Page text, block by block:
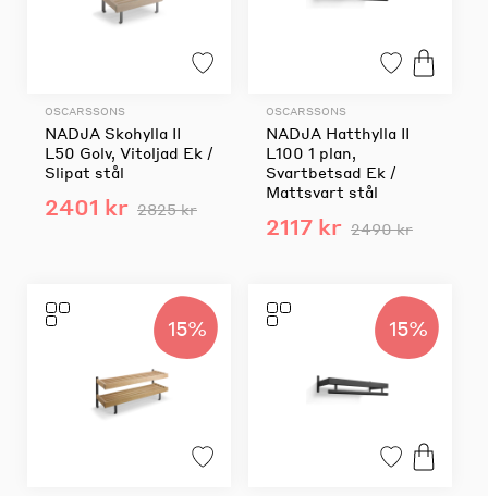
OSCARSSONS
NADJA Skohylla II
L50 Golv, Vitoljad Ek /
Slipat stål
2401 kr 2825 kr
OSCARSSONS
NADJA Hatthylla II
L100 1 plan,
Svartbetsad Ek /
Mattsvart stål
2117 kr 2490 kr
15% 15%